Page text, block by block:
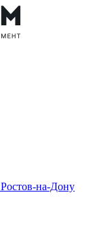
Ростов-на-Дону